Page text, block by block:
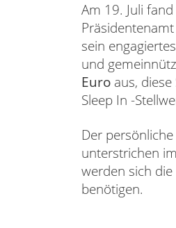
Am 19. Juli
sein
und
Euro aus,
Sleep In -
Der
unterstrichen
werden sich
benötigen.